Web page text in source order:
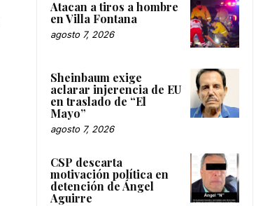
Atacan a tiros a hombre
en Villa Fontana
agosto 7, 2026
Sheinbaum exige
aclarar injerencia de EU
en traslado de “El
Mayo”
agosto 7, 2026
CSP descarta
motivación política en
detención de Ángel
Aguirre